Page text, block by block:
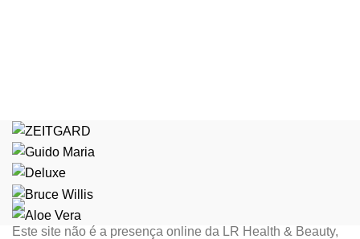
Este site não é a presença online da LR Health & Beauty,